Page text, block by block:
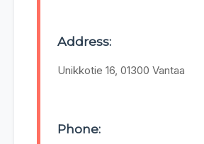
Address:
Unikkotie 16, 01300 Vantaa
Phone: